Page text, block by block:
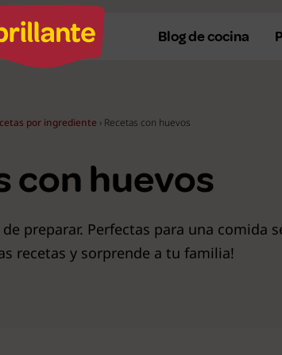
Recetas
Recetas de
Blog de cocina
por ingrediente › Recetas con huevos
con huevos
preparar. Perfectas para una comida
recetas y sorprende a tu familia!